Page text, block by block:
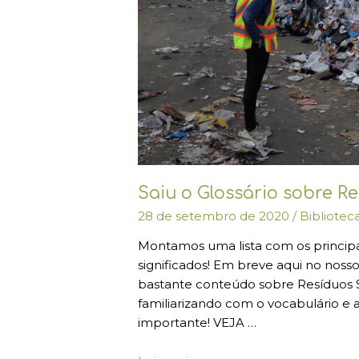
Saiu o Glossário sobre
28 de setembro de 2020/
Montamos uma lista com os
significados! Em breve aqui no
bastante conteúdo sobre Resíduos
familiarizando com o vocabulário e
importante! VEJA …